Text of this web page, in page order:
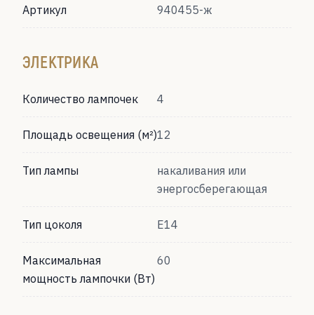
Артикул 940455-ж
ЭЛЕКТРИКА
Количество лампочек 4
Площадь освещения (м²)12
Тип лампы
накаливания или
энергосберегающая
Тип цоколя Е14
Максимальная
мощность лампочки (Вт)
60